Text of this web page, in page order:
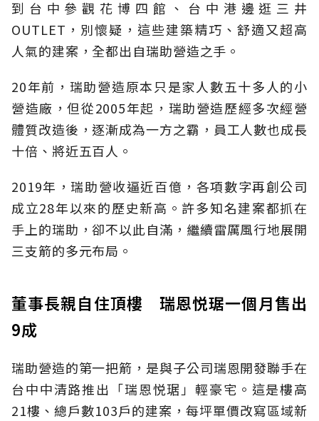
到台中參觀花博四館、台中港邊逛三井
OUTLET，別懷疑，這些建築精巧、舒適又超高
人氣的建案，全都出自瑞助營造之手。
20年前，瑞助營造原本只是家人數五十多人的小
營造廠，但從2005年起，瑞助營造歷經多次經營
體質改造後，逐漸成為一方之霸，員工人數也成長
十倍、將近五百人。
2019年，瑞助營收逼近百億，各項數字再創公司
成立28年以來的歷史新高。許多知名建案都抓在
手上的瑞助，卻不以此自滿，繼續雷厲風行地展開
三支箭的多元布局。
董事長親自住頂樓 瑞恩悦琚一個月售出
9成
瑞助營造的第一把箭，是與子公司瑞恩開發聯手在
台中中清路推出「瑞恩悦琚」輕豪宅。這是樓高
21樓、總戶數103戶的建案，每坪單價改寫區域新